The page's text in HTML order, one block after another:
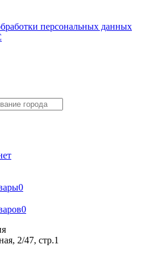
персональных данных
0
0
2/47, стр.1